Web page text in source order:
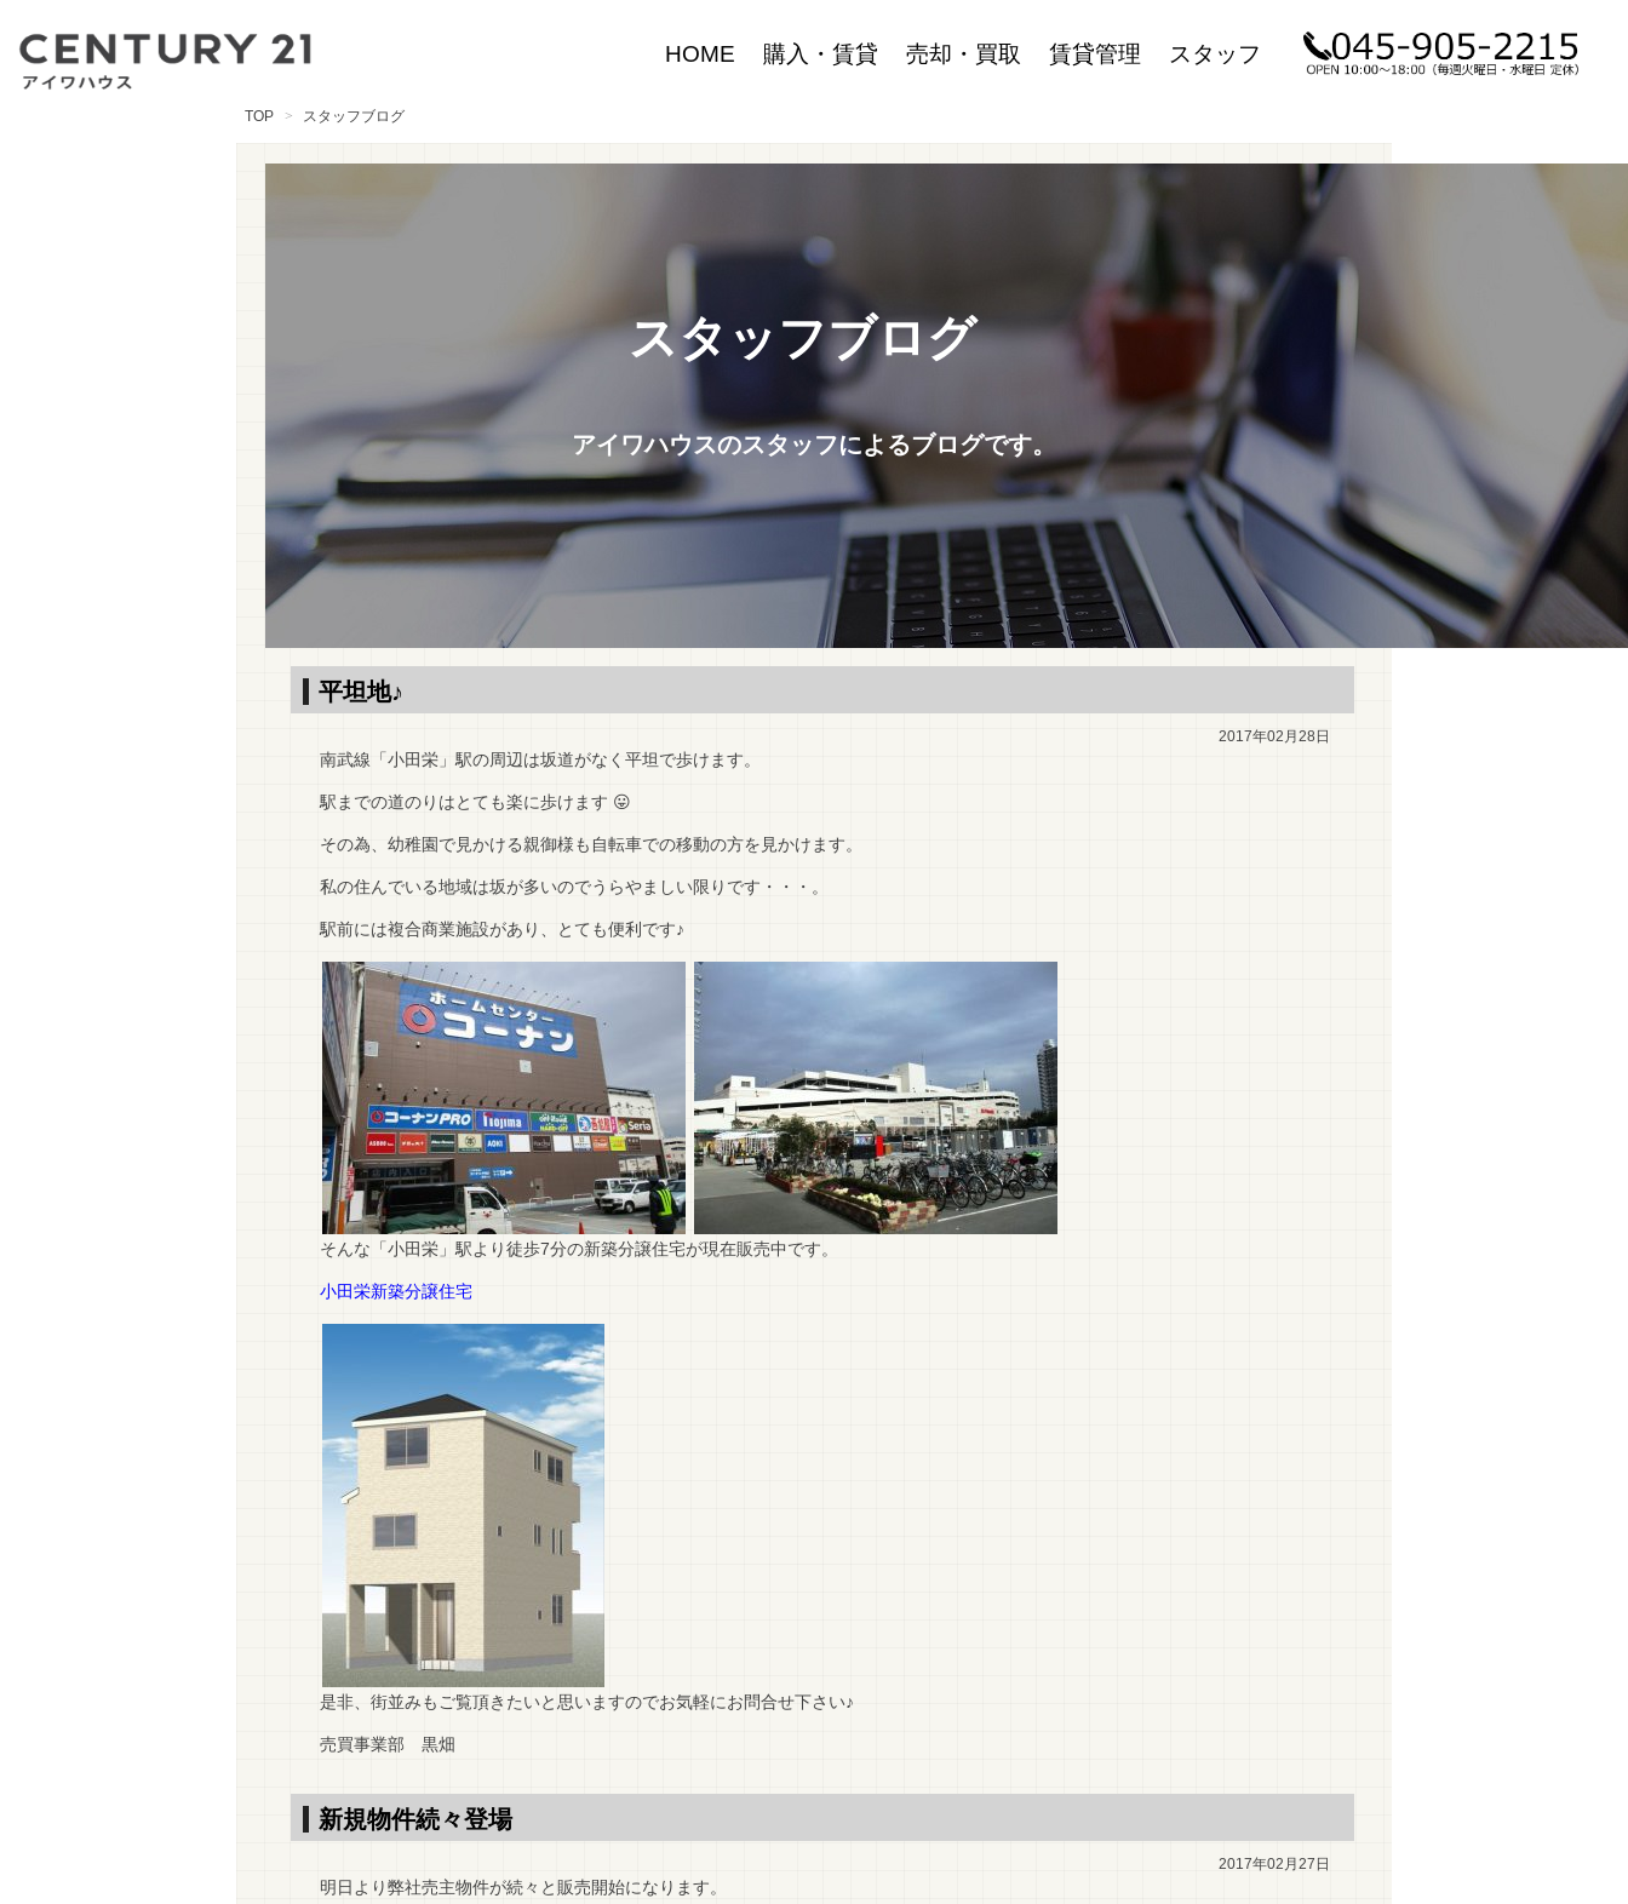
HOME 購入・賃貸 売却・買取 賃貸管理 スタッフ
TOP スタッフブログ
スタッフブログ
アイワハウスのスタッフによるブログです。
平坦地♪
2017年02月28日
南武線「小田栄」駅の周辺は坂道がなく平坦で歩けます。
駅までの道のりはとても楽に歩けます 😛
その為、幼稚園で見かける親御様も自転車での移動の方を見かけます。
私の住んでいる地域は坂が多いのでうらやましい限りです・・・。
駅前には複合商業施設があり、とても便利です♪
そんな「小田栄」駅より徒歩7分の新築分譲住宅が現在販売中です。
小田栄新築分譲住宅
是非、街並みもご覧頂きたいと思いますのでお気軽にお問合せ下さい♪
売買事業部 黒畑
新規物件続々登場
2017年02月27日
明日より弊社売主物件が続々と販売開始になります。